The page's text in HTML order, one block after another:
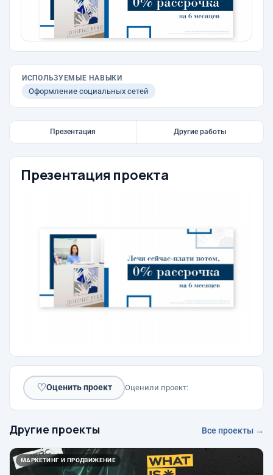
ИСПОЛЬЗУЕМЫЕ НАВЫКИ
Оформление социальных сетей
Презентация Другие работы
Презентация проекта
♡Оценить проект Оценили проект:
Другие проекты Все проекты →
МАРКЕТИНГ И ПРОДВИЖЕНИЕ